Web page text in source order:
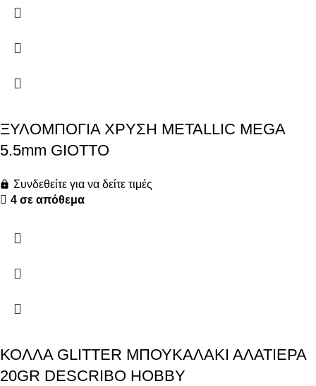
ΞΥΛΟΜΠΟΓΙΑ ΧΡΥΣΗ METALLIC MEGA
5.5mm GIOTTO
Συνδεθείτε για να δείτε τιμές
4 σε απόθεμα
ΚΟΛΛΑ GLITTER ΜΠΟΥΚΑΛΑΚΙ ΑΛΑΤΙΕΡΑ
20GR DESCRIBO HOBBY